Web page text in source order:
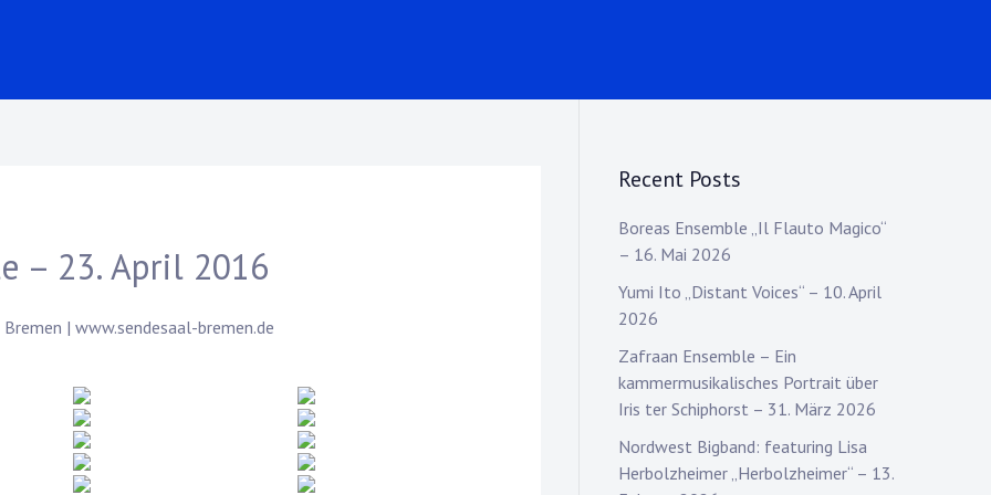
– 23. April 2016
| www.sendesaal-bremen.de
Recent Posts
Boreas Ensemble „Il Flauto Magico“
– 16. Mai 2026
Yumi Ito „Distant Voices“ – 10. April
2026
Zafraan Ensemble – Ein
kammermusikalisches Portrait über
Iris ter Schiphorst – 31. März 2026
Nordwest Bigband: featuring Lisa
Herbolzheimer „Herbolzheimer“ – 13.